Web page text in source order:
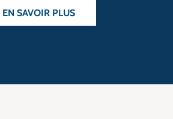
EN SAVOIR PLUS